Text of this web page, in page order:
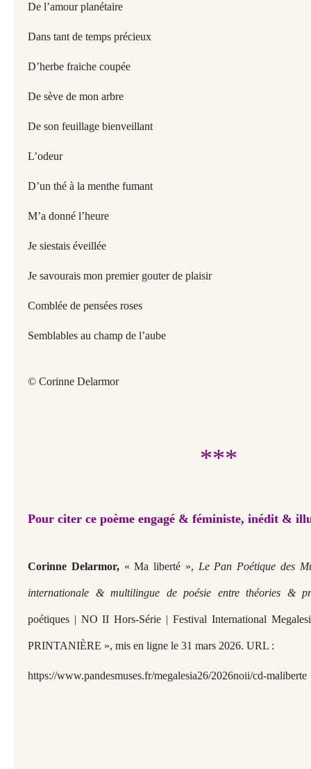
De l’amour planétaire
Dans tant de temps précieux
D’herbe fraiche coupée
De sève de mon arbre
De son feuillage bienveillant
L’odeur
D’un thé à la menthe fumant
M’a donné l’heure
Je siestais éveillée
Je savourais mon premier gouter de plaisir
Comblée de pensées roses
Semblables au champ de l’aube
© Corinne Delarmor
***
Pour citer ce poème engagé & féministe, inédit &
Corinne Delarmor,« Ma liberté », Le Pan Poétique des
internationale & multilingue de poésie entre théories &
poétiques | NO II Hors-Série | Festival International
PRINTANIÈRE », mis en ligne le 31 mars 2026. URL :
https://www.pandesmuses.fr/megalesia26/2026noii/cd-maliberte